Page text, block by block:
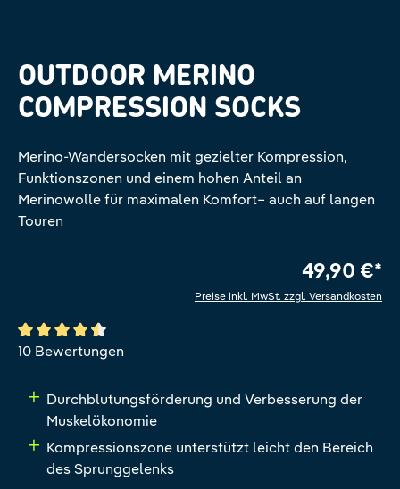
OUTDOOR MERINO
COMPRESSION SOCKS
Merino-Wandersocken mit gezielter Kompression,
Funktionszonen und einem hohen Anteil an
Merinowolle für maximalen Komfort– auch auf langen
Touren
49,90 €*
Preise inkl. MwSt. zzgl. Versandkosten
Durchschnittliche Bewertung von 4.6 von 5 Sternen
10 Bewertungen
Durchblutungsförderung und Verbesserung der
Muskelökonomie
Kompressionszone unterstützt leicht den Bereich
des Sprunggelenks